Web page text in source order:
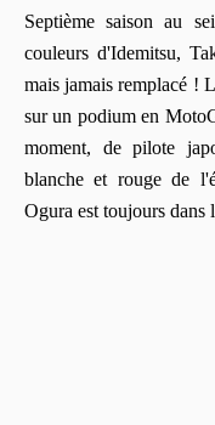
Septième saison au
couleurs d'Idemitsu,
mais jamais remplacé !
sur un podium en
moment, de pilote
blanche et rouge de
Ogura est toujours dans